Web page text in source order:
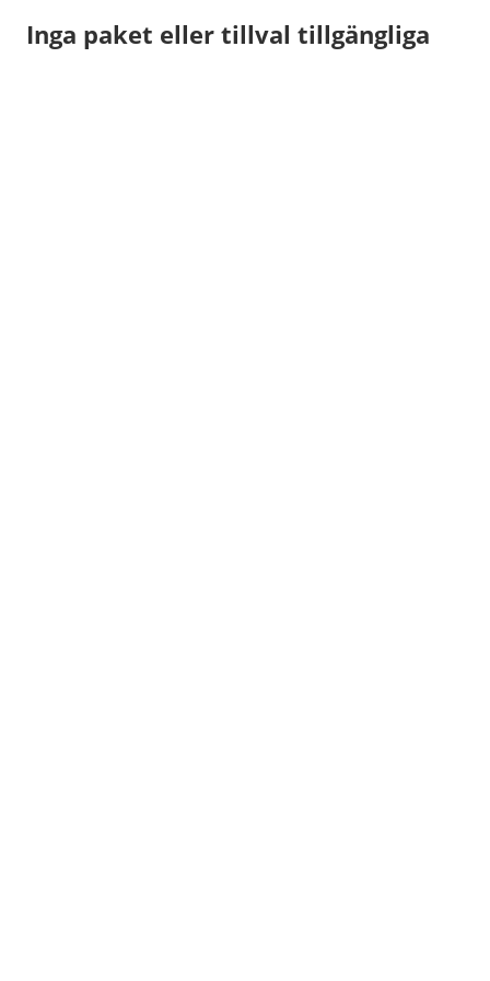
Inga paket eller tillval tillgängliga